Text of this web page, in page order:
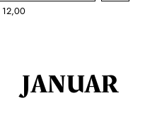
12,00
JANUAR